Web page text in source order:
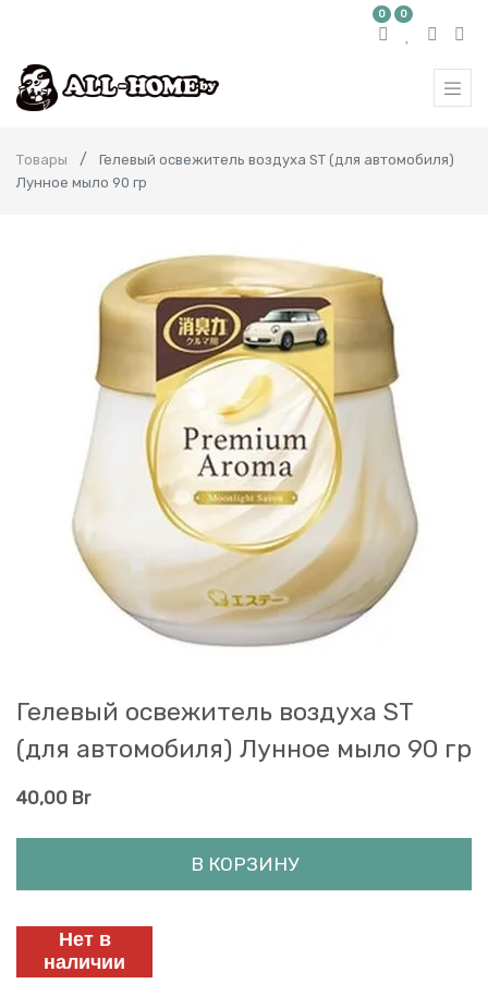
0 0
Товары
Гелевый освежитель воздуха ST (для автомобиля)
Лунное мыло 90 гр
Гелевый освежитель воздуха ST
(для автомобиля) Лунное мыло 90 гр
40,00 Br
В КОРЗИНУ
Нет в
наличии